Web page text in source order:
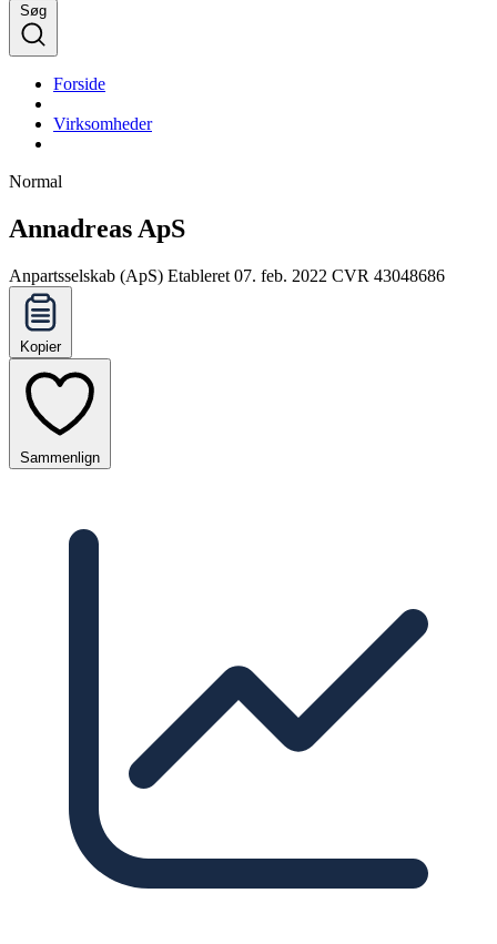
Søg
Forside
Virksomheder
Normal
Annadreas ApS
Anpartsselskab (ApS) Etableret 07. feb. 2022 CVR 43048686
Kopier
Sammenlign